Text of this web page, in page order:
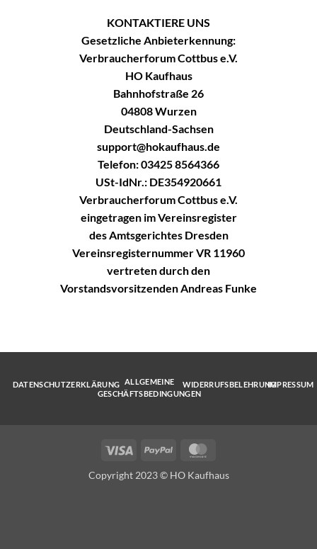
KONTAKTIERE UNS
Gesetzliche Anbieterkennung:
Verbraucherforum Cottbus e.V.
HO Kaufhaus
Bahnhofstraße 26
04808 Wurzen
Deutschland-Sachsen
support@hokaufhaus.de
Telefon: 03425 8564366
USt-IdNr.: DE354920661
Verbraucherforum Cottbus e.V.
eingetragen im Vereinsregister
des Amtsgerichtes Dresden
Vereinsregisternummer VR 11960
vertreten durch den
Vorstandsvorsitzenden Andreas Funke
DATENSCHUTZERKLÄRUNG
ALLGEMEINE
GESCHÄFTSBEDINGUNGEN
WIDERRUFSBELEHRUNGIMPRESSUM
Visa PayPal
Copyright 2023 © HO Kaufhaus